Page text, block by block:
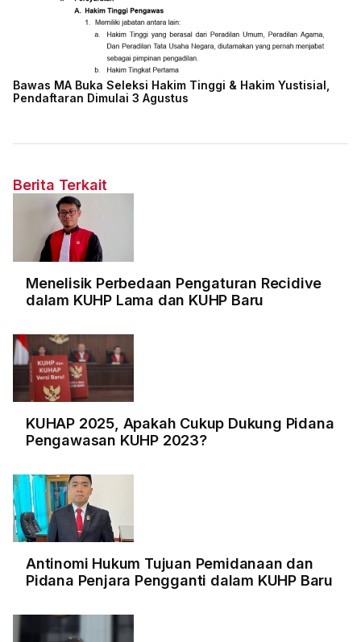
Bawas MA Buka Seleksi Hakim Tinggi & Hakim Yustisial,
Pendaftaran Dimulai 3 Agustus
Berita Terkait
Menelisik Perbedaan Pengaturan Recidive
dalam KUHP Lama dan KUHP Baru
KUHAP 2025, Apakah Cukup Dukung Pidana
Pengawasan KUHP 2023?
Antinomi Hukum Tujuan Pemidanaan dan
Pidana Penjara Pengganti dalam KUHP Baru